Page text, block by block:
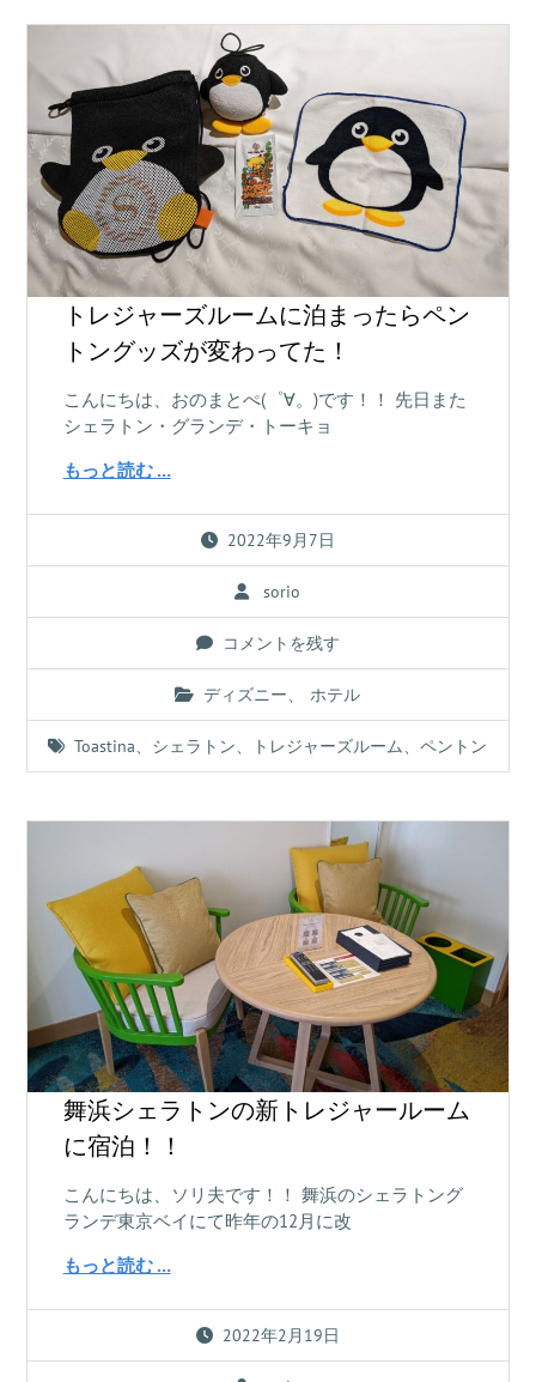
トレジャーズルームに泊まったらペン
トングッズが変わってた！
こんにちは、おのまとぺ(゜∀。)です！！ 先日また
シェラトン・グランデ・トーキョ
もっと読む …
2022年9月7日
sorio
コメントを残す
ディズニー、 ホテル
Toastina、 シェラトン、 トレジャーズルーム、ペントン
舞浜シェラトンの新トレジャールーム
に宿泊！！
こんにちは、ソリ夫です！！ 舞浜のシェラトング
ランデ東京ベイにて昨年の12月に改
もっと読む …
2022年2月19日